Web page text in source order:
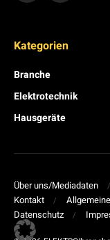
Kategorien
Branche
Elektrotechnik
Hausgeräte
Über uns/Mediadaten
Kontakt
Datenschutz